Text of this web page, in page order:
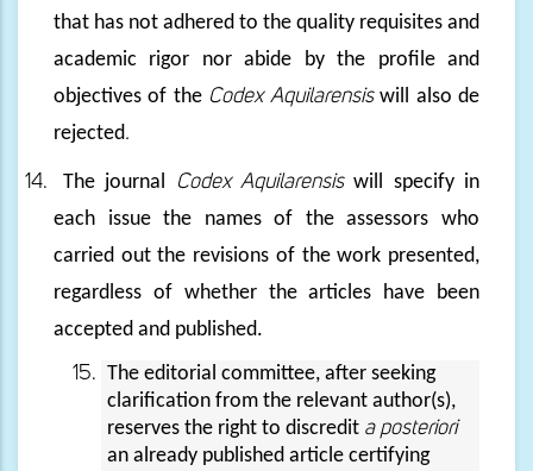
that has not adhered to the quality requisites and
academic rigor nor abide by the profile and
objectives of the Codex Aquilarensiswill also de
rejected.
14. The journal Codex Aquilarensiswill specify in
each issue the names of the assessors who
carried out the revisions of the work presented,
regardless of whether the articles have been
accepted and published.
The editorial committee, after seeking
clarification from the relevant author(s),
reserves the right to discredit a posteriori
an already published article certifying